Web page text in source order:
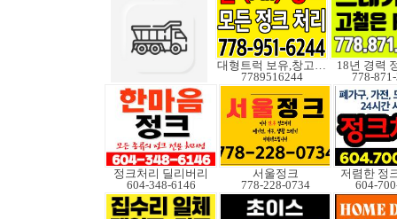
대형트럭 보유,창고보관
7789516244
18년 경력
778-
정크처리 딜리버리
604-348-6146
서울정크
778-228-0734
저렴한 정
604-